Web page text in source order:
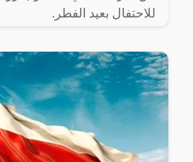
للاحتفال بعيد الفطر.